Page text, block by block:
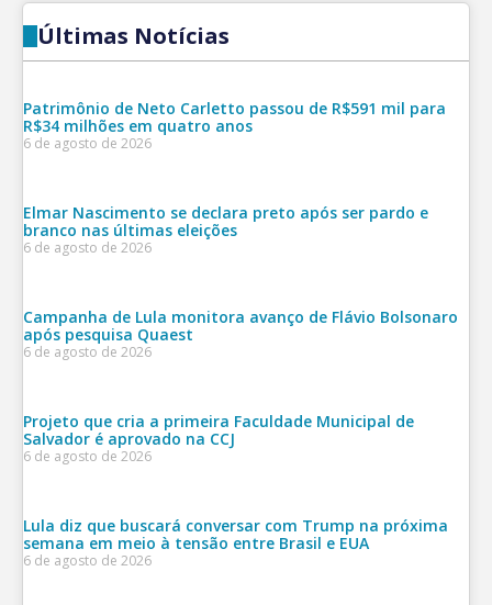
Últimas Notícias
Patrimônio de Neto Carletto passou de R$591 mil para
R$34 milhões em quatro anos
6 de agosto de 2026
Elmar Nascimento se declara preto após ser pardo e
branco nas últimas eleições
6 de agosto de 2026
Campanha de Lula monitora avanço de Flávio Bolsonaro
após pesquisa Quaest
6 de agosto de 2026
Projeto que cria a primeira Faculdade Municipal de
Salvador é aprovado na CCJ
6 de agosto de 2026
Lula diz que buscará conversar com Trump na próxima
semana em meio à tensão entre Brasil e EUA
6 de agosto de 2026